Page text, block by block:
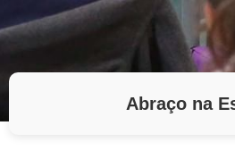
Abraço na